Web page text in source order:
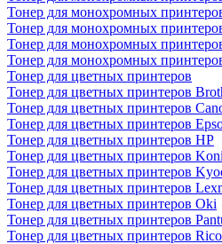
Тонер для монохромных
Тонер для монохромных
Тонер для монохромных
Тонер для монохромных
Тонер для цветных принтеров
Тонер для цветных принтеров
Тонер для цветных принтеров
Тонер для цветных принтеров
Тонер для цветных принтеров HP
Тонер для цветных принтеров
Тонер для цветных принтеров
Тонер для цветных принтеров
Тонер для цветных принтеров Oki
Тонер для цветных принтеров
Тонер для цветных принтеров